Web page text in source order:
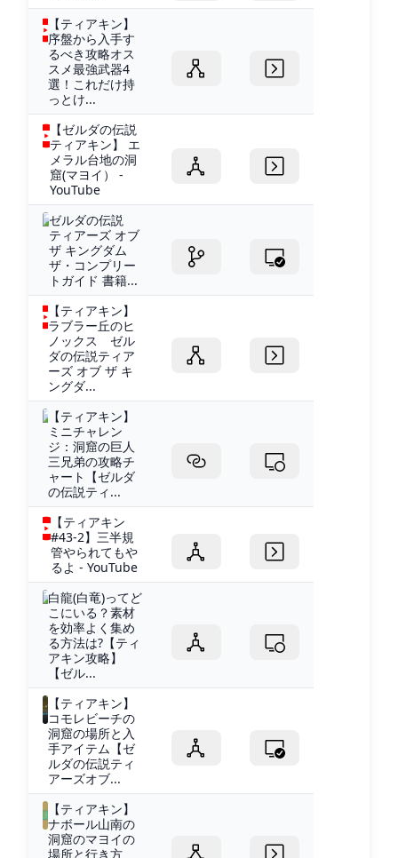
【ティアキン】
序盤から入手す
るべき攻略オス
スメ最強武器4
選！これだけ持
っとけ...
【ゼルダの伝説
ティアキン】 エ
メラル台地の洞
窟(マヨイ） -
YouTube
ゼルダの伝説
ティアーズ オブ
ザ キングダム
ザ・コンプリー
トガイド 書籍...
【ティアキン】
ラブラー丘のヒ
ノックス ゼル
ダの伝説ティア
ーズ オブ ザ キ
ングダ...
【ティアキン】
ミニチャレン
ジ：洞窟の巨人
三兄弟の攻略チ
ャート【ゼルダ
の伝説ティ...
【ティアキン
#43-2】三半規
管やられてもや
るよ - YouTube
白龍(白竜)ってど
こにいる？素材
を効率よく集め
る方法は?【ティ
アキン攻略】
【ゼル...
【ティアキン】
コモレビーチの
洞窟の場所と入
手アイテム【ゼ
ルダの伝説ティ
アーズオブ...
【ティアキン】
ナボール山南の
洞窟のマヨイの
場所と行き方